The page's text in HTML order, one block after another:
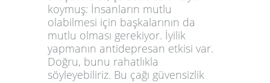
koymuş: İnsanların mutlu
olabilmesi için başkalarının da
mutlu olması gerekiyor. İyilik
yapmanın antidepresan etkisi var.
Doğru, bunu rahatlıkla
söyleyebiliriz. Bu çağı güvensizlik